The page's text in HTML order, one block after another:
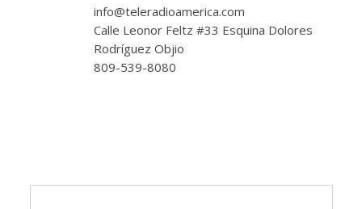
info@teleradioamerica.com
Calle Leonor Feltz #33 Esquina Dolores
Rodríguez Objio
809-539-8080